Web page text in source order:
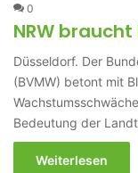
0
NRW
Düsseldorf. Der
(BVMW) betont mit
Bedeutung der
Weiterlesen